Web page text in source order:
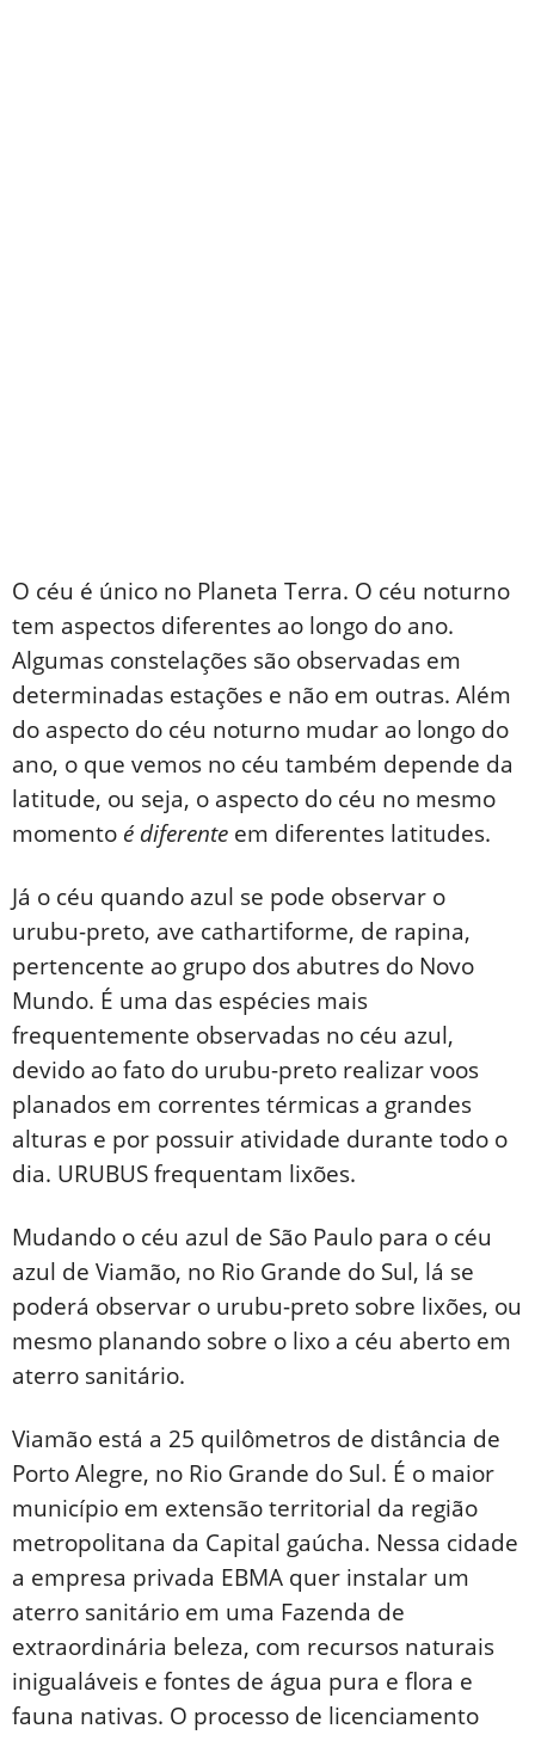
O céu é único no Planeta Terra. O céu noturno
tem aspectos diferentes ao longo do ano.
Algumas constelações são observadas em
determinadas estações e não em outras. Além
do aspecto do céu noturno mudar ao longo do
ano, o que vemos no céu também depende da
latitude, ou seja, o aspecto do céu no mesmo
momento é diferente em diferentes latitudes.
Já o céu quando azul se pode observar o
urubu-preto, ave cathartiforme, de rapina,
pertencente ao grupo dos abutres do Novo
Mundo. É uma das espécies mais
frequentemente observadas no céu azul,
devido ao fato do urubu-preto realizar voos
planados em correntes térmicas a grandes
alturas e por possuir atividade durante todo o
dia. URUBUS frequentam lixões.
Mudando o céu azul de São Paulo para o céu
azul de Viamão, no Rio Grande do Sul, lá se
poderá observar o urubu-preto sobre lixões, ou
mesmo planando sobre o lixo a céu aberto em
aterro sanitário.
Viamão está a 25 quilômetros de distância de
Porto Alegre, no Rio Grande do Sul. É o maior
município em extensão territorial da região
metropolitana da Capital gaúcha. Nessa cidade
a empresa privada EBMA quer instalar um
aterro sanitário em uma Fazenda de
extraordinária beleza, com recursos naturais
inigualáveis e fontes de água pura e flora e
fauna nativas. O processo de licenciamento